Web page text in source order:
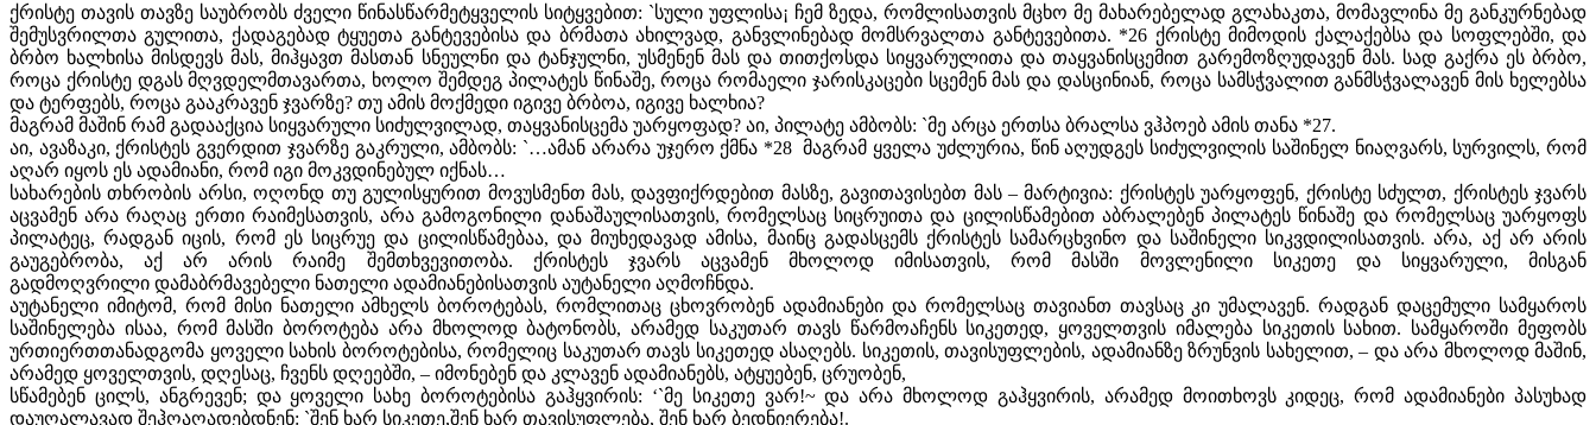
ქრისტე თავის თავზე საუბრობს ძველი წინასწარმეტყველის სიტყვებით: `სული უფლისა¡ ჩემ ზედა, რომლისათვის მცხო მე მახარებელად გლახაკთა, მომავლინა მე განკურნებად
შემუსვრილთა გულითა, ქადაგებად ტყუეთა განტევებისა და ბრმათა ახილვად, განვლინებად მომსრვალთა განტევებითა. *26 ქრისტე მიმოდის ქალაქებსა და სოფლებში, და
ბრბო ხალხისა მისდევს მას, მიჰყავთ მასთან სნეულნი და ტანჯულნი, უსმენენ მას და თითქოსდა სიყვარულითა და თაყვანისცემით გარემოზღუდავენ მას. სად გაქრა ეს ბრბო,
როცა ქრისტე დგას მღვდელმთავართა, ხოლო შემდეგ პილატეს წინაშე, როცა რომაელი ჯარისკაცები სცემენ მას და დასცინიან, როცა სამსჭვალით განმსჭვალავენ მის ხელებსა
და ტერფებს, როცა გააკრავენ ჯვარზე? თუ ამის მოქმედი იგივე ბრბოა, იგივე ხალხია?
მაგრამ მაშინ რამ გადააქცია სიყვარული სიძულვილად, თაყვანისცემა უარყოფად? აი, პილატე ამბობს: `მე არცა ერთსა ბრალსა ვჰპოებ ამის თანა *27.
აი, ავაზაკი, ქრისტეს გვერდით ჯვარზე გაკრული, ამბობს: `…ამან არარა უჯერო ქმნა *28 მაგრამ ყველა უძლურია, წინ აღუდგეს სიძულვილის საშინელ ნიაღვარს, სურვილს, რომ
აღარ იყოს ეს ადამიანი, რომ იგი მოკვდინებულ იქნას…
სახარების თხრობის არსი, ოღონდ თუ გულისყურით მოვუსმენთ მას, დავფიქრდებით მასზე, გავითავისებთ მას – მარტივია: ქრისტეს უარყოფენ, ქრისტე სძულთ, ქრისტეს ჯვარს
აცვამენ არა რაღაც ერთი რაიმესათვის, არა გამოგონილი დანაშაულისათვის, რომელსაც სიცრუითა და ცილისწამებით აბრალებენ პილატეს წინაშე და რომელსაც უარყოფს
პილატეც, რადგან იცის, რომ ეს სიცრუე და ცილისწამებაა, და მიუხედავად ამისა, მაინც გადასცემს ქრისტეს სამარცხვინო და საშინელი სიკვდილისათვის. არა, აქ არ არის
გაუგებრობა, აქ არ არის რაიმე შემთხვევითობა. ქრისტეს ჯვარს აცვამენ მხოლოდ იმისათვის, რომ მასში მოვლენილი სიკეთე და სიყვარული, მისგან
გადმოღვრილი დამაბრმავებელი ნათელი ადამიანებისათვის აუტანელი აღმოჩნდა.
აუტანელი იმიტომ, რომ მისი ნათელი ამხელს ბოროტებას, რომლითაც ცხოვრობენ ადამიანები და რომელსაც თავიანთ თავსაც კი უმალავენ. რადგან დაცემული სამყაროს
საშინელება ისაა, რომ მასში ბოროტება არა მხოლოდ ბატონობს, არამედ საკუთარ თავს წარმოაჩენს სიკეთედ, ყოველთვის იმალება სიკეთის სახით. სამყაროში მეფობს
ურთიერთთანადგომა ყოველი სახის ბოროტებისა, რომელიც საკუთარ თავს სიკეთედ ასაღებს. სიკეთის, თავისუფლების, ადამიანზე ზრუნვის სახელით, – და არა მხოლოდ მაშინ,
არამედ ყოველთვის, დღესაც, ჩვენს დღეებში, – იმონებენ და კლავენ ადამიანებს, ატყუებენ, ცრუობენ,
სწამებენ ცილს, ანგრევენ; და ყოველი სახე ბოროტებისა გაჰყვირის: ‘`მე სიკეთე ვარ!~ და არა მხოლოდ გაჰყვირის, არამედ მოითხოვს კიდეც, რომ ადამიანები პასუხად
დაუღალავად შეჰღაღადებდნენ: `შენ ხარ სიკეთე,შენ ხარ თავისუფლება, შენ ხარ ბედნიერება!.